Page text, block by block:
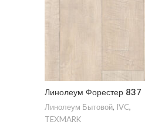
Линолеум Форестер 837
Линолеум Бытовой, IVC,
TEXMARK